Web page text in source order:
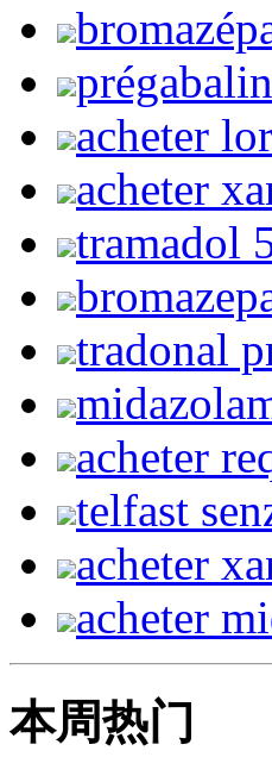
acheter
acheter
tramadol
tradonal
acheter
telfast
acheter
acheter
本周热门